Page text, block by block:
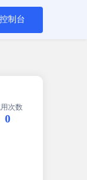
控制台
次数
0